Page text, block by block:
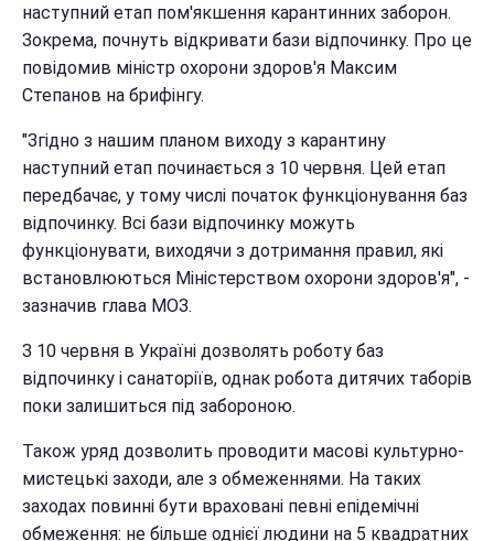
наступний етап пом'якшення карантинних заборон.
Зокрема, почнуть відкривати бази відпочинку. Про це
повідомив міністр охорони здоров'я Максим
Степанов на брифінгу.
"Згідно з нашим планом виходу з карантину
наступний етап починається з 10 червня. Цей етап
передбачає, у тому числі початок функціонування баз
відпочинку. Всі бази відпочинку можуть
функціонувати, виходячи з дотримання правил, які
встановлюються Міністерством охорони здоров'я", -
зазначив глава МОЗ.
З 10 червня в Україні дозволять роботу баз
відпочинку і санаторіїв, однак робота дитячих таборів
поки залишиться під забороною.
Також уряд дозволить проводити масові культурно-
мистецькі заходи, але з обмеженнями. На таких
заходах повинні бути враховані певні епідемічні
обмеження: не більше однієї людини на 5 квадратних